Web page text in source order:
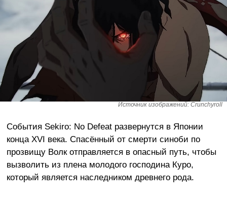
Источник изображений: Crunchyroll
События Sekiro: No Defeat развернутся в Японии
конца XVI века. Спасённый от смерти синоби по
прозвищу Волк отправляется в опасный путь, чтобы
вызволить из плена молодого господина Куро,
который является наследником древнего рода.